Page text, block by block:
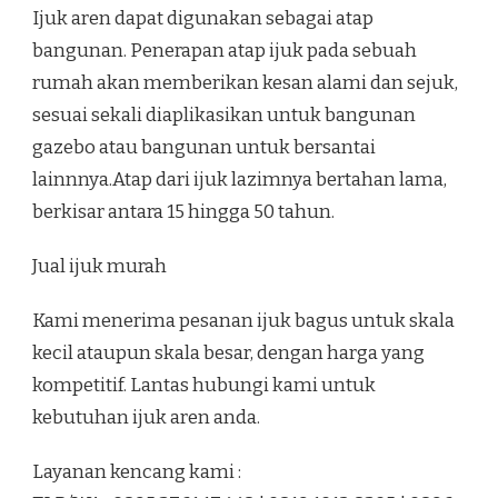
Ijuk aren dapat digunakan sebagai atap
bangunan. Penerapan atap ijuk pada sebuah
rumah akan memberikan kesan alami dan sejuk,
sesuai sekali diaplikasikan untuk bangunan
gazebo atau bangunan untuk bersantai
lainnnya.Atap dari ijuk lazimnya bertahan lama,
berkisar antara 15 hingga 50 tahun.
Jual ijuk murah
Kami menerima pesanan ijuk bagus untuk skala
kecil ataupun skala besar, dengan harga yang
kompetitif. Lantas hubungi kami untuk
kebutuhan ijuk aren anda.
Layanan kencang kami :